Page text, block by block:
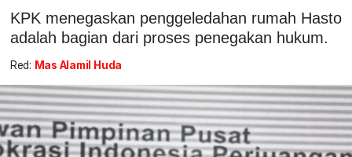
KPK menegaskan penggeledahan rumah Hasto
adalah bagian dari proses penegakan hukum.
Red: Mas Alamil Huda